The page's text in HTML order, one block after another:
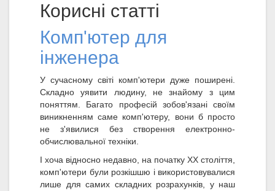
Корисні статті
Комп'ютер для
інженера
У сучасному світі комп'ютери дуже поширені.
Складно уявити людину, не знайому з цим
поняттям. Багато професій зобов'язані своїм
виникненням саме комп'ютеру, вони б просто
не з'явилися без створення електронно-
обчислювальної техніки.
І хоча відносно недавно, на початку XX століття,
комп'ютери були розкішшю і використовувалися
лише для самих складних розрахунків, у наш